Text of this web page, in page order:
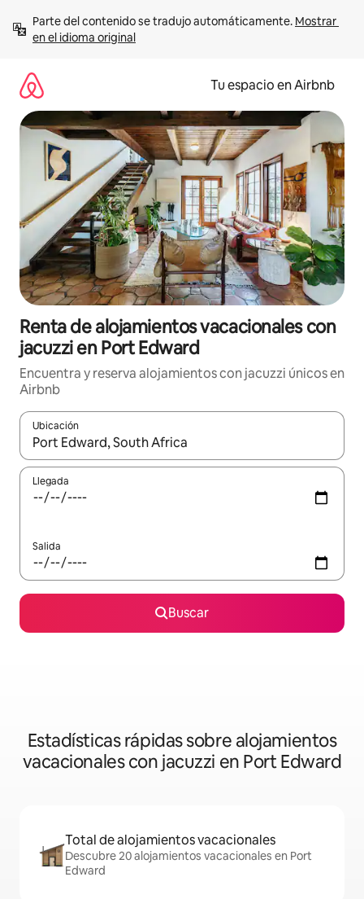
contenido
Parte del contenido se tradujo automáticamente. Mostrar
en el idioma original
Tu espacio en Airbnb
Renta de alojamientos vacacionales con
jacuzzi en Port Edward
Encuentra y reserva alojamientos con jacuzzi únicos en
Airbnb
Ubicación
Cuando los resultados estén disponibles, podrás navegar
Llegada
Salida
Buscar
Estadísticas rápidas sobre alojamientos
vacacionales con jacuzzi en Port Edward
Total de alojamientos vacacionales
Descubre 20 alojamientos vacacionales en Port
Edward